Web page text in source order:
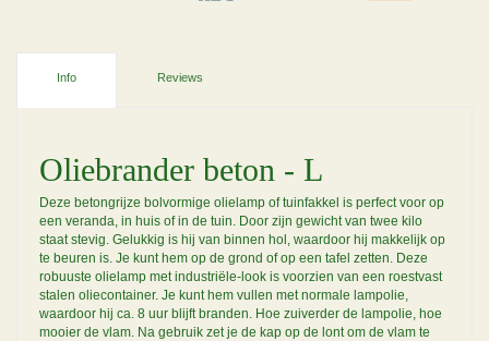
Info Reviews
Oliebrander beton - L
Deze betongrijze bolvormige olielamp of tuinfakkel is perfect voor op
een veranda, in huis of in de tuin. Door zijn gewicht van twee kilo
staat stevig. Gelukkig is hij van binnen hol, waardoor hij makkelijk op
te beuren is. Je kunt hem op de grond of op een tafel zetten. Deze
robuuste olielamp met industriële-look is voorzien van een roestvast
stalen oliecontainer. Je kunt hem vullen met normale lampolie,
waardoor hij ca. 8 uur blijft branden. Hoe zuiverder de lampolie, hoe
mooier de vlam. Na gebruik zet je de kap op de lont om de vlam te